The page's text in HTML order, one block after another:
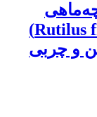
سفید دریای خزر (Rutilus frissii Kutum)
و چربی